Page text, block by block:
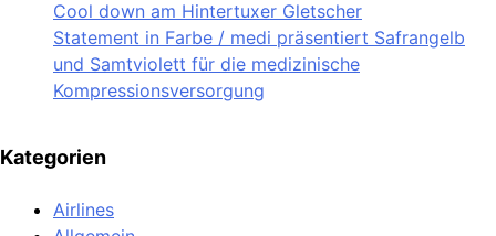
Cool down am Hintertuxer Gletscher
Statement in Farbe / medi präsentiert Safrangelb
und Samtviolett für die medizinische
Kompressionsversorgung
Kategorien
Airlines